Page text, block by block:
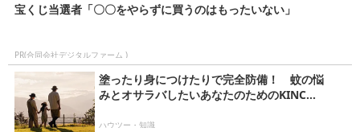
宝くじ当選者「〇〇をやらずに買うのはもったいない」
PR(合同会社デジタルファーム )
塗ったり身につけたりで完全防備！ 蚊の悩
みとオサラバしたいあなたのためのKINC...
ハウツー・知識